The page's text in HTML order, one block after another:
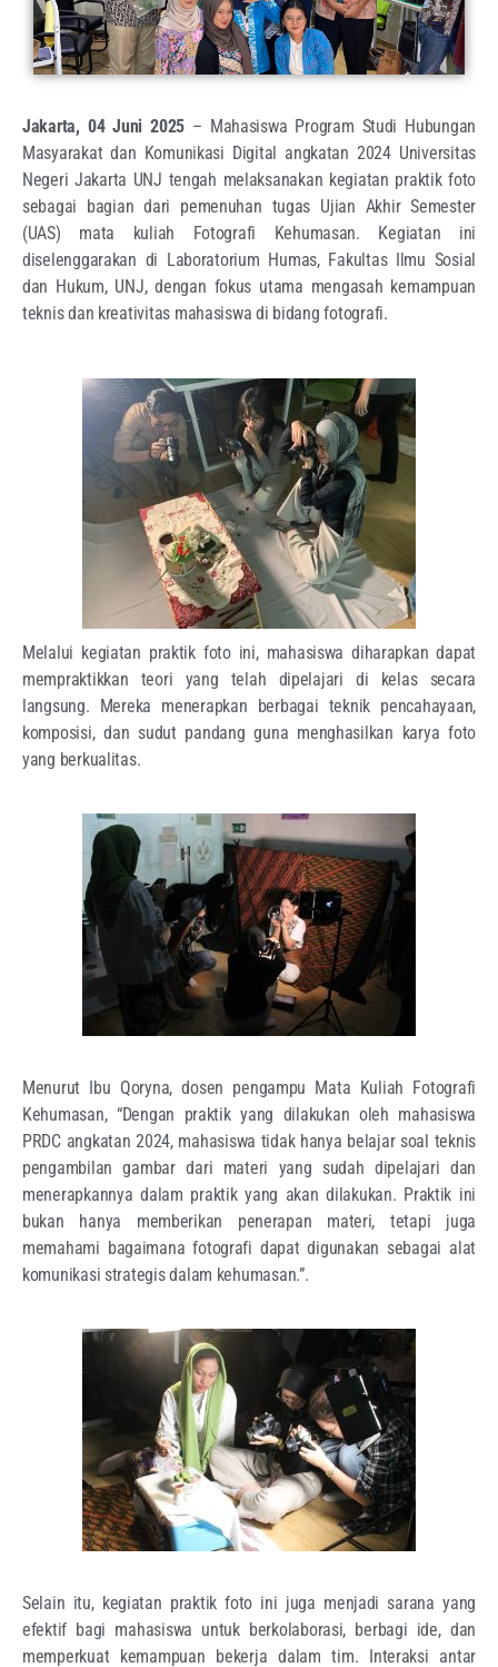
Jakarta, 04 Juni 2025 – Mahasiswa Program Studi Hubungan
Masyarakat dan Komunikasi Digital angkatan 2024 Universitas
Negeri Jakarta UNJ tengah melaksanakan kegiatan praktik foto
sebagai bagian dari pemenuhan tugas Ujian Akhir Semester
(UAS) mata kuliah Fotografi Kehumasan. Kegiatan ini
diselenggarakan di Laboratorium Humas, Fakultas Ilmu Sosial
dan Hukum, UNJ, dengan fokus utama mengasah kemampuan
teknis dan kreativitas mahasiswa di bidang fotografi.
Melalui kegiatan praktik foto ini, mahasiswa diharapkan dapat
mempraktikkan teori yang telah dipelajari di kelas secara
langsung. Mereka menerapkan berbagai teknik pencahayaan,
komposisi, dan sudut pandang guna menghasilkan karya foto
yang berkualitas.
Menurut Ibu Qoryna, dosen pengampu Mata Kuliah Fotografi
Kehumasan, “Dengan praktik yang dilakukan oleh mahasiswa
PRDC angkatan 2024, mahasiswa tidak hanya belajar soal teknis
pengambilan gambar dari materi yang sudah dipelajari dan
menerapkannya dalam praktik yang akan dilakukan. Praktik ini
bukan hanya memberikan penerapan materi, tetapi juga
memahami bagaimana fotografi dapat digunakan sebagai alat
komunikasi strategis dalam kehumasan.”.
Selain itu, kegiatan praktik foto ini juga menjadi sarana yang
efektif bagi mahasiswa untuk berkolaborasi, berbagi ide, dan
memperkuat kemampuan bekerja dalam tim. Interaksi antar